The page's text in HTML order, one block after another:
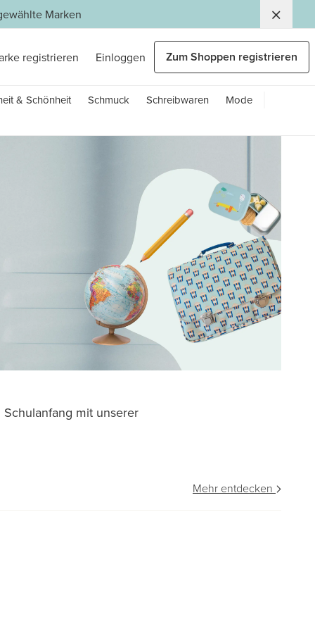
Marken
registrieren Einloggen Zum Shoppen registrieren
& Schönheit Schmuck Schreibwaren
Mode
mit unserer
Mehr entdecken